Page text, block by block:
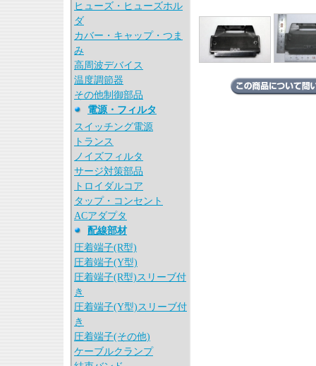
ヒューズ・ヒューズホル
ダ
カバー・キャップ・つま
み
高周波デバイス
温度調節器
その他制御部品
電源・フィルタ
スイッチング電源
トランス
ノイズフィルタ
サージ対策部品
トロイダルコア
タップ・コンセント
ACアダプタ
配線部材
圧着端子(R型)
圧着端子(Y型)
圧着端子(R型)スリーブ付
き
圧着端子(Y型)スリーブ付
き
圧着端子(その他)
ケーブルクランプ